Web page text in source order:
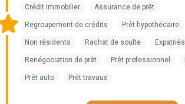
Crédit immobilier Assurance de prêt
Regroupement de crédits Prêt hypothécaire
Non résidents Rachat de soulte Expatriés
Renégociation de prêt Prêt professionnel
Prêt auto Prêt travaux